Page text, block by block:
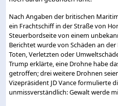
Nach Angaben der britischen
ein Frachtschiff in der Straße von
Steuerbordseite von einem
Berichtet wurde von Schäden an
Toten, Verletzten oder
Trump erklärte, eine Drohne habe
getroffen; drei weitere Drohnen
Vizepräsident JD Vance formulierte
unmissverständlich: Gewalt werde